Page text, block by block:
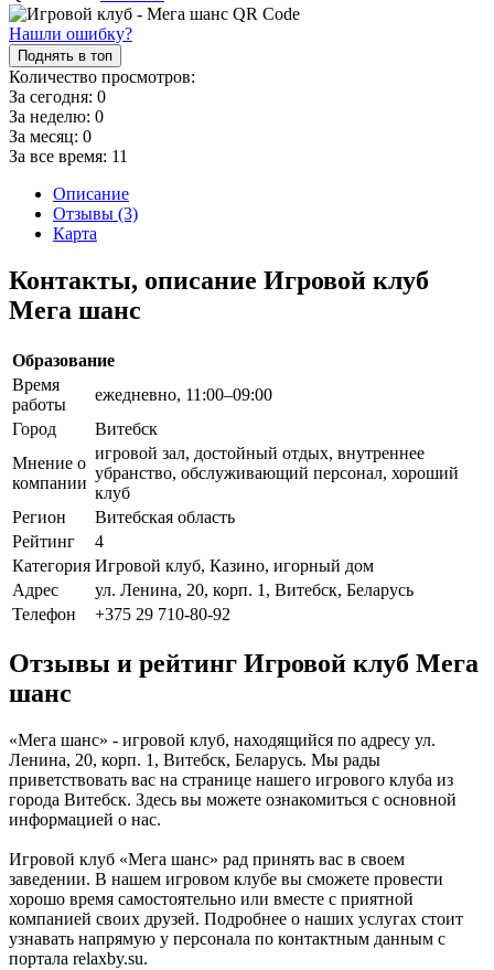
Нашли ошибку?
Поднять в топ
Количество просмотров:
За сегодня: 0
За неделю: 0
За месяц: 0
За все время: 11
Описание
Отзывы (3)
Карта
Контакты, описание Игровой клуб
Мега шанс
Образование
Время
работы
ежедневно, 11:00–09:00
Город
Витебск
Мнение о
компании
игровой зал, достойный отдых, внутреннее
убранство, обслуживающий персонал, хороший
клуб
Регион
Витебская область
Рейтинг
4
Категория Игровой клуб, Казино, игорный дом
Адрес
ул. Ленина, 20, корп. 1, Витебск, Беларусь
Телефон
+375 29 710-80-92
Отзывы и рейтинг Игровой клуб Мега
шанс
«Мега шанс» - игровой клуб, находящийся по адресу ул.
Ленина, 20, корп. 1, Витебск, Беларусь. Мы рады
приветствовать вас на странице нашего игрового клуба из
города Витебск. Здесь вы можете ознакомиться с основной
информацией о нас.
Игровой клуб «Мега шанс» рад принять вас в своем
заведении. В нашем игровом клубе вы сможете провести
хорошо время самостоятельно или вместе с приятной
компанией своих друзей. Подробнее о наших услугах стоит
узнавать напрямую у персонала по контактным данным с
портала relaxby.su.